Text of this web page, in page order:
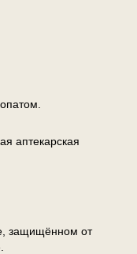
аптекарская
защищённом от